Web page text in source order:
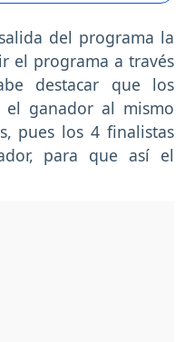
del programa la
el programa a través
destacar que los
el ganador al mismo
pues los 4 finalistas
para que así el